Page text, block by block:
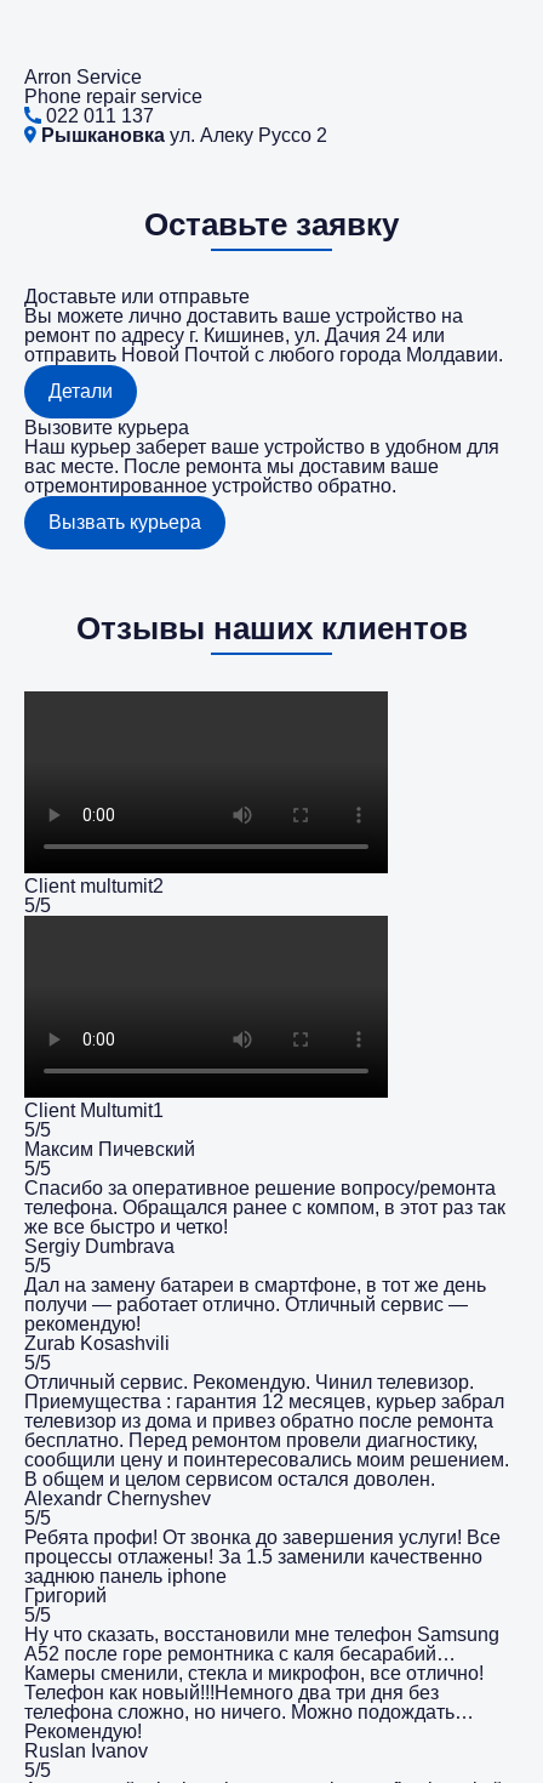
Arron Service
Phone repair service
022 011 137
Рышкановка ул. Алеку Руссо 2
Оставьте заявку
Доставьте или отправьте
Вы можете лично доставить ваше устройство на
ремонт по адресу г. Кишинев, ул. Дачия 24 или
отправить Новой Почтой с любого города Молдавии.
Детали
Вызовите курьера
Наш курьер заберет ваше устройство в удобном для
вас месте. После ремонта мы доставим ваше
отремонтированное устройство обратно.
Вызвать курьера
Отзывы наших клиентов
Client multumit2
5/5
Client Multumit1
5/5
Максим Пичевский
5/5
Спасибо за оперативное решение вопросу/ремонта
телефона. Обращался ранее с компом, в этот раз так
же все быстро и четко!
Sergiy Dumbrava
5/5
Дал на замену батареи в смартфоне, в тот же день
получи — работает отлично. Отличный сервис —
рекомендую!
Zurab Kosashvili
5/5
Отличный сервис. Рекомендую. Чинил телевизор.
Приемущества : гарантия 12 месяцев, курьер забрал
телевизор из дома и привез обратно после ремонта
бесплатно. Перед ремонтом провели диагностику,
сообщили цену и поинтересовались моим решением.
В общем и целом сервисом остался доволен.
Alexandr Chernyshev
5/5
Ребята профи! От звонка до завершения услуги! Все
процессы отлажены! За 1.5 заменили качественно
заднюю панель iphone
Григорий
5/5
Ну что сказать, восстановили мне телефон Samsung
A52 после горе ремонтника с каля бесарабий…
Камеры сменили, стекла и микрофон, все отлично!
Телефон как новый!!!Немного два три дня без
телефона сложно, но ничего. Можно подождать…
Рекомендую!
Ruslan Ivanov
5/5